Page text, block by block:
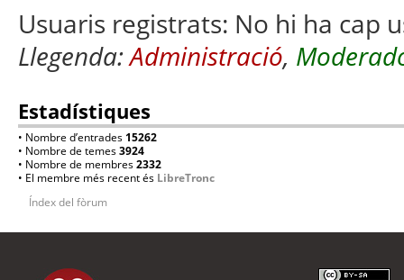
Usuaris registrats: No hi ha cap
Llegenda:Administració,
Estadístiques
• Nombre d’entrades 15262
• Nombre de temes3924
• Nombre de membres2332
• El membre més recent és LibreTronc
Índex del fòrum